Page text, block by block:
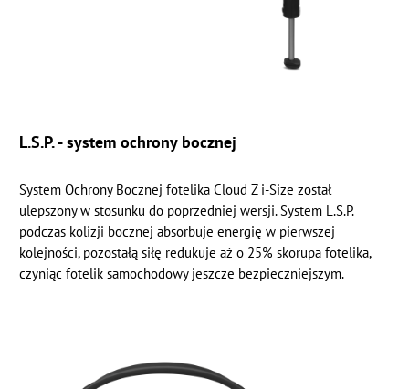
L.S.P. - system ochrony bocznej
System Ochrony Bocznej fotelika Cloud Z i-Size został
ulepszony w stosunku do poprzedniej wersji. System L.S.P.
podczas kolizji bocznej absorbuje energię w pierwszej
kolejności, pozostałą siłę redukuje aż o 25% skorupa fotelika,
czyniąc fotelik samochodowy jeszcze bezpieczniejszym.